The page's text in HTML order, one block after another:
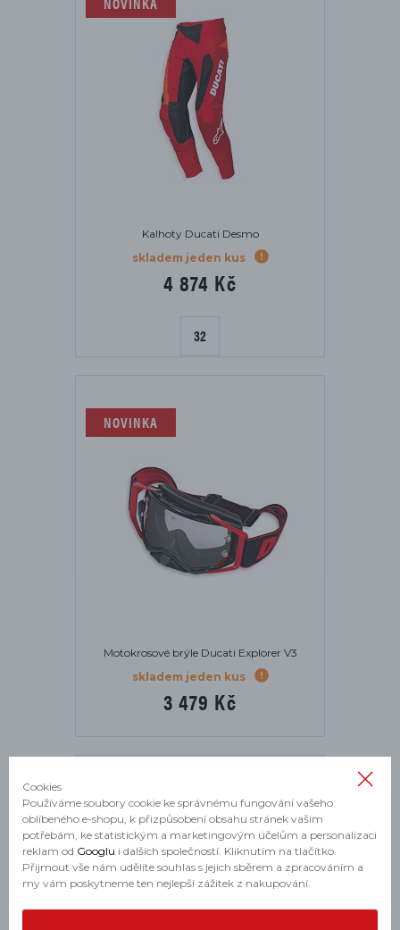
Kalhoty Ducati Desmo
skladem jeden kus
4 874 Kč
32
NOVINKA
Motokrosové brýle Ducati Explorer V3
skladem jeden kus
3 479 Kč
NOVINKA
Cookies
Používáme soubory cookie ke správnému fungování vašeho
oblíbeného e-shopu, k přizpůsobení obsahu stránek vašim
potřebám, ke statistickým a marketingovým účelům a personalizaci
reklam od Googlu i dalších společností. Kliknutím na tlačítko
Přijmout vše nám udělíte souhlas s jejich sběrem a zpracováním a
my vám poskytneme ten nejlepší zážitek z nakupování.